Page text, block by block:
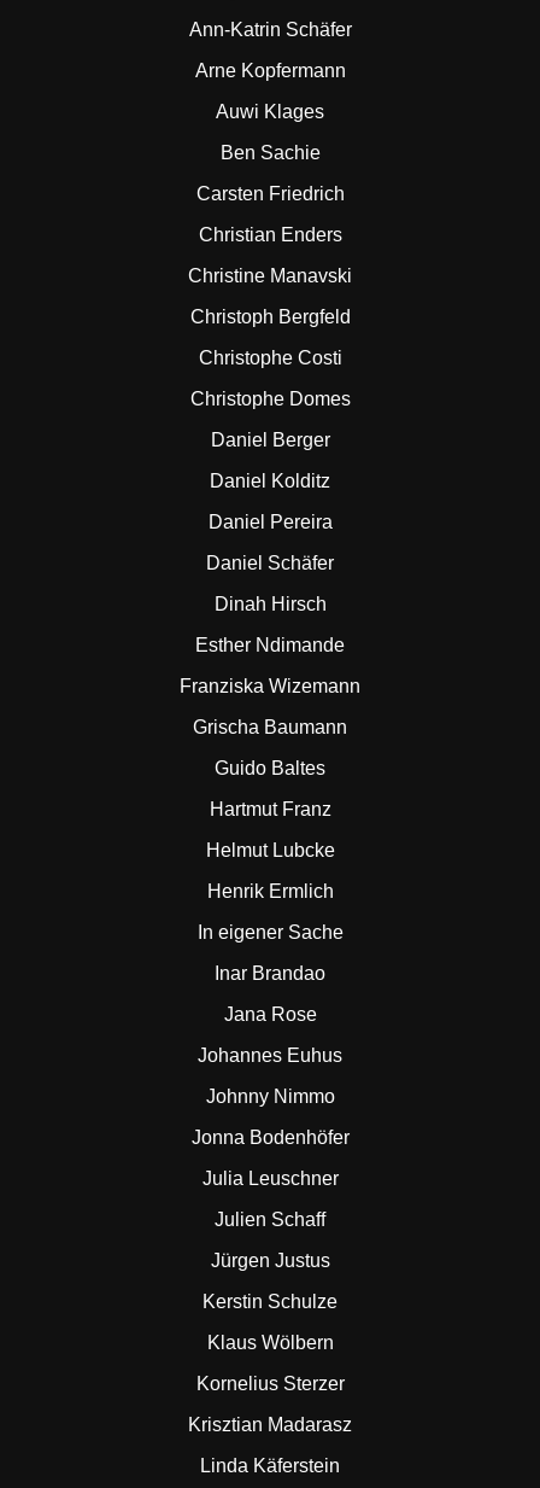
Ann-Katrin Schäfer
Arne Kopfermann
Auwi Klages
Ben Sachie
Carsten Friedrich
Christian Enders
Christine Manavski
Christoph Bergfeld
Christophe Costi
Christophe Domes
Daniel Berger
Daniel Kolditz
Daniel Pereira
Daniel Schäfer
Dinah Hirsch
Esther Ndimande
Franziska Wizemann
Grischa Baumann
Guido Baltes
Hartmut Franz
Helmut Lubcke
Henrik Ermlich
In eigener Sache
Inar Brandao
Jana Rose
Johannes Euhus
Johnny Nimmo
Jonna Bodenhöfer
Julia Leuschner
Julien Schaff
Jürgen Justus
Kerstin Schulze
Klaus Wölbern
Kornelius Sterzer
Krisztian Madarasz
Linda Käferstein